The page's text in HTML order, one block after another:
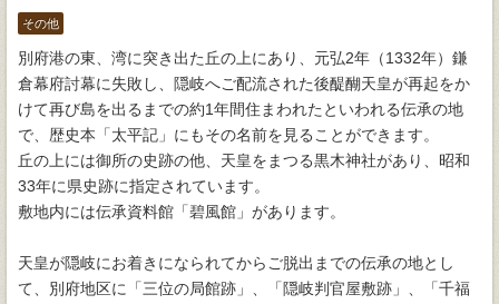
その他
別府港の東、湾に突き出た丘の上にあり、元弘2年（1332年）鎌
倉幕府討幕に失敗し、隠岐へご配流された後醍醐天皇が再起をか
けて再び島を出るまでの約1年間住まわれたといわれる伝承の地
で、歴史本「太平記」にもその名前を見ることができます。
丘の上には御所の史跡の他、天皇をまつる黒木神社があり、昭和
33年に県史跡に指定されています。
敷地内には伝承資料館「碧風館」があります。
天皇が隠岐にお着きになられてからご脱出までの伝承の地とし
て、別府地区に「三位の局館跡」、「隠岐判官屋敷跡」、「千福